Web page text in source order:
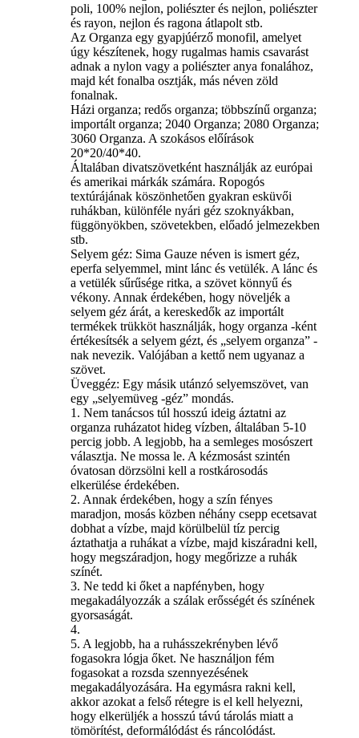
poli, 100% nejlon, poliészter és nejlon, poliészter
és rayon, nejlon és ragona átlapolt stb.
Az Organza egy gyapjúérző monofil, amelyet
úgy készítenek, hogy rugalmas hamis csavarást
adnak a nylon vagy a poliészter anya fonalához,
majd két fonalba osztják, más néven zöld
fonalnak.
Házi organza; redős organza; többszínű organza;
importált organza; 2040 Organza; 2080 Organza;
3060 Organza. A szokásos előírások
20*20/40*40.
Általában divatszövetként használják az európai
és amerikai márkák számára. Ropogós
textúrájának köszönhetően gyakran esküvői
ruhákban, különféle nyári géz szoknyákban,
függönyökben, szövetekben, előadó jelmezekben
stb.
Selyem géz: Sima Gauze néven is ismert géz,
eperfa selyemmel, mint lánc és vetülék. A lánc és
a vetülék sűrűsége ritka, a szövet könnyű és
vékony. Annak érdekében, hogy növeljék a
selyem géz árát, a kereskedők az importált
termékek trükköt használják, hogy organza -ként
értékesítsék a selyem gézt, és „selyem organza” -
nak nevezik. Valójában a kettő nem ugyanaz a
szövet.
Üveggéz: Egy másik utánzó selyemszövet, van
egy „selyemüveg -géz” mondás.
1. Nem tanácsos túl hosszú ideig áztatni az
organza ruházatot hideg vízben, általában 5-10
percig jobb. A legjobb, ha a semleges mosószert
választja. Ne mossa le. A kézmosást szintén
óvatosan dörzsölni kell a rostkárosodás
elkerülése érdekében.
2. Annak érdekében, hogy a szín fényes
maradjon, mosás közben néhány csepp ecetsavat
dobhat a vízbe, majd körülbelül tíz percig
áztathatja a ruhákat a vízbe, majd kiszáradni kell,
hogy megszáradjon, hogy megőrizze a ruhák
színét.
3. Ne tedd ki őket a napfényben, hogy
megakadályozzák a szálak erősségét és színének
gyorsaságát.
4.
5. A legjobb, ha a ruhásszekrényben lévő
fogasokra lógja őket. Ne használjon fém
fogasokat a rozsda szennyezésének
megakadályozására. Ha egymásra rakni kell,
akkor azokat a felső rétegre is el kell helyezni,
hogy elkerüljék a hosszú távú tárolás miatt a
tömörítést, deformálódást és ráncolódást.